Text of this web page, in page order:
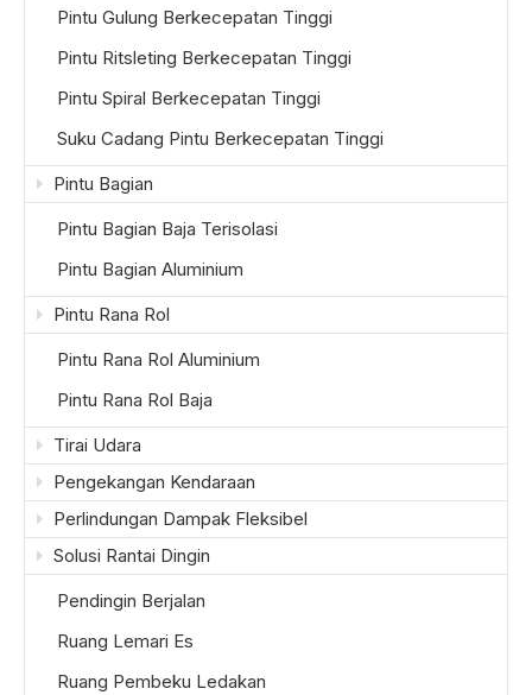
Pintu Gulung Berkecepatan Tinggi
Pintu Ritsleting Berkecepatan Tinggi
Pintu Spiral Berkecepatan Tinggi
Suku Cadang Pintu Berkecepatan Tinggi
Pintu Bagian
Pintu Bagian Baja Terisolasi
Pintu Bagian Aluminium
Pintu Rana Rol
Pintu Rana Rol Aluminium
Pintu Rana Rol Baja
Tirai Udara
Pengekangan Kendaraan
Perlindungan Dampak Fleksibel
Solusi Rantai Dingin
Pendingin Berjalan
Ruang Lemari Es
Ruang Pembeku Ledakan